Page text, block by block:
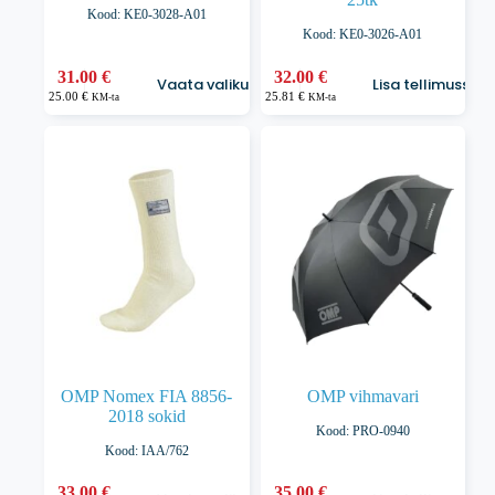
Kood: KE0-3028-A01
31.00€
25.00€ KM-ta
Vaata valikuid
Sellel
tootel
Kood: KE0-3026-A01
32.00 €
25.81 € KM-ta
Lisa tellimusse
OMP Nomex FIA 8856-
2018 sokid
Kood: IAA/762
Sellel
OMP vihmavari
Kood: PRO-0940